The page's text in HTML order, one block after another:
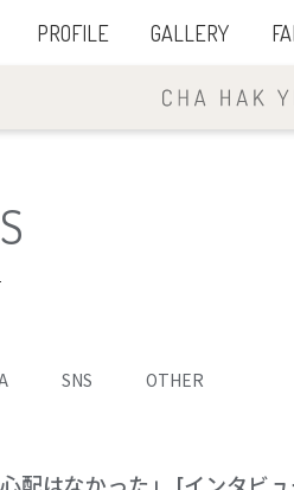
PROFILE GALLERY
SNS OTHER